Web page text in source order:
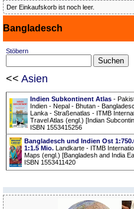
Der Einkaufskorb ist noch leer.
Bangladesch
Stöbern
<< Asien
Indien Subkontinent Atlas -
Indien - Nepal - Bhutan -
Lanka - Straßenatlas - ITMB
Travel Atlas (engl.) [Indian
ISBN 1553415256
Bangladesch und Indien Ost
1:1.5 Mio. Landkarte - ITMB
Maps (engl.) [Bangladesh and India
ISBN 1553411420